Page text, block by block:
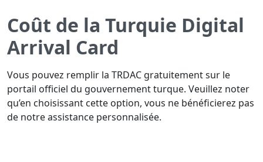
Coût de la Turquie Digital
Arrival Card
Vous pouvez remplir la TRDAC gratuitement sur le
portail officiel du gouvernement turque. Veuillez noter
qu’en choisissant cette option, vous ne bénéficierez pas
de notre assistance personnalisée.